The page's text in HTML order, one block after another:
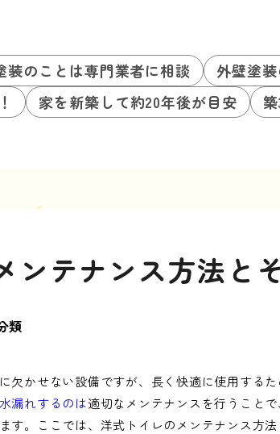
装のことは専門業者に相談
外壁塗
家を新築して約20年後が目安
ンテナンス方法と
類
欠かせない設備ですが、長く快適に使用する
漏れするのは適切なメンテナンスを行うこと
す。ここでは、洋式トイレのメンテナンス方